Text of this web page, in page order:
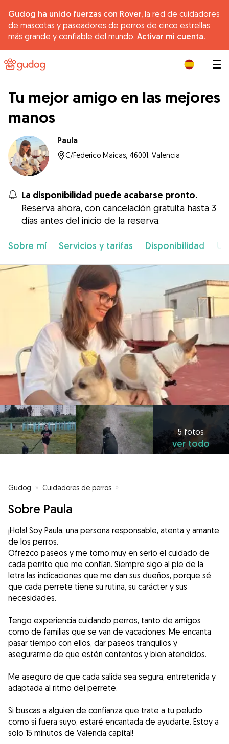
Gudog ha unido fuerzas con Rover, la red de cuidadores
de mascotas y paseadores de perros de cinco estrellas
más grande y confiable del mundo. Activar mi cuenta.
Tu mejor amigo en las mejores
manos
Paula
C/Federico Maicas, 46001, Valencia
La disponibilidad puede acabarse pronto.
Reserva ahora, con cancelación gratuita hasta 3
días antes del inicio de la reserva.
Sobre mí Servicios y tarifas Disponibilidad
5 fotos
ver todo
Gudog » Cuidadores de perros »
Sobre Paula
¡Hola! Soy Paula, una persona responsable, atenta y amante
de los perros.
Ofrezco paseos y me tomo muy en serio el cuidado de
cada perrito que me confían. Siempre sigo al pie de la
letra las indicaciones que me dan sus dueños, porque sé
que cada perrete tiene su rutina, su carácter y sus
necesidades.
Tengo experiencia cuidando perros, tanto de amigos
como de familias que se van de vacaciones. Me encanta
pasar tiempo con ellos, dar paseos tranquilos y
asegurarme de que estén contentos y bien atendidos.
Me aseguro de que cada salida sea segura, entretenida y
adaptada al ritmo del perrete.
Si buscas a alguien de confianza que trate a tu peludo
como si fuera suyo, estaré encantada de ayudarte. Estoy a
solo 15 minutos de Valencia capital!